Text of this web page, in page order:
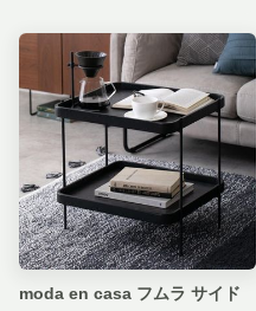
moda en casa フムラ サイド